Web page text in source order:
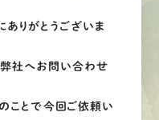
りがとうございま
社へお問い合わせ
ことで今回ご依頼い